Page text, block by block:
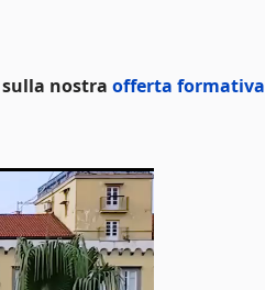
nostra offerta formativa